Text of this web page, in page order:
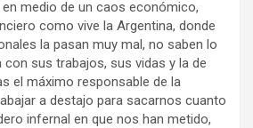
medio de un caos económico,
como vive la Argentina, donde
la pasan muy mal, no saben lo
con sus trabajos, sus vidas y la de
el máximo responsable de la
a destajo para sacarnos cuanto
infernal en que nos han metido,